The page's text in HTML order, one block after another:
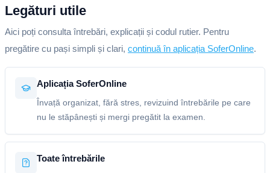
Legături utile
Aici poți consulta întrebări, explicații și codul rutier. Pentru
pregătire cu pași simpli și clari, continuă în aplicația SoferOnline.
Aplicația SoferOnline
Învață organizat, fără stres, revizuind întrebările pe care
nu le stăpânești și mergi pregătit la examen.
Toate întrebările